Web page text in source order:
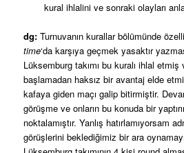
kural ihlalini ve sonraki olayları
dg: Turnuvanın kurallar bölümünde
time‘da karşıya geçmek yasaktır
Lüksemburg takımı bu kuralı ihlal
başlamadan haksız bir avantaj elde
kafaya giden maçı galip bitirmiştir.
görüşme ve onların bu konuda bir
noktalamıştır. Yanlış hatırlamıyorsam
görüşlerini beklediğimiz bir ara